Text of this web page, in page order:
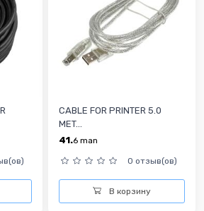
CABLE FOR PRINTER 5.0
MET...
41.6 man
0 отзыв(ов)
В корзину